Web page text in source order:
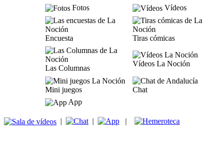
Fotos
Vídeos
Encuesta Tiras cómicas
Las Columnas
Vídeos La Noción
Mini juegos
Chat
App
| | |